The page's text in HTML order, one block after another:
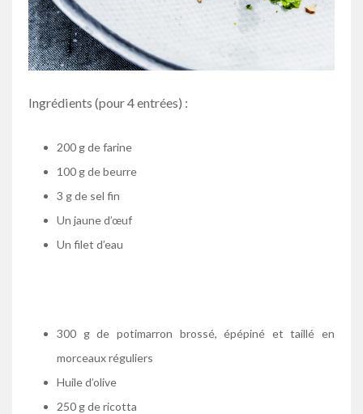
Ingrédients (pour 4 entrées) :
200 g de farine
100 g de beurre
3 g de sel fin
Un jaune d’œuf
Un filet d’eau
300 g de potimarron brossé, épépiné et taillé en
morceaux réguliers
Huile d’olive
250 g de ricotta